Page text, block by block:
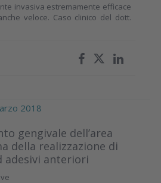
invasiva estremamente efficace
veloce. Caso clinico del dott.
2018
gengivale dell’area
della realizzazione di
adesivi anteriori